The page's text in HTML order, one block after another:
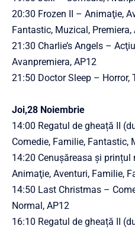
20:30 Frozen II – Animaţie,
Fantastic, Muzical, Premiera,
21:30 Charlie’s Angels –
Avanpremiera, AP12
21:50 Doctor Sleep – Horror,
Joi,28 Noiembrie
14:00 Regatul de gheață II
Comedie, Familie, Fantastic,
14:20 Cenușăreasa și
Animaţie, Aventuri, Familie,
14:50 Last Christmas –
Normal, AP12
16:10 Regatul de gheață II